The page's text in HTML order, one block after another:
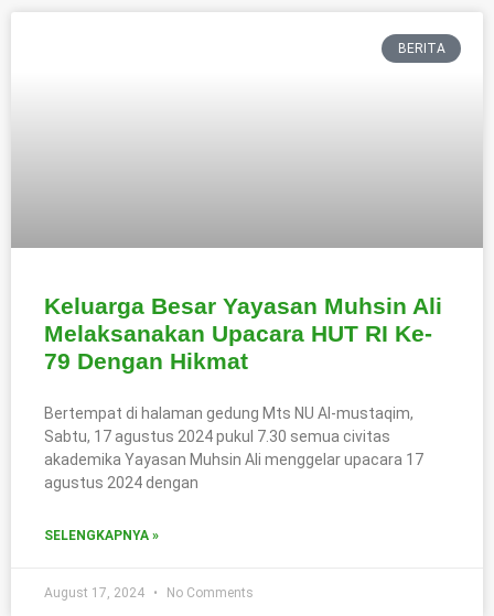
BERITA
Keluarga Besar Yayasan Muhsin Ali
Melaksanakan Upacara HUT RI Ke-
79 Dengan Hikmat
Bertempat di halaman gedung Mts NU Al-mustaqim,
Sabtu, 17 agustus 2024 pukul 7.30 semua civitas
akademika Yayasan Muhsin Ali menggelar upacara 17
agustus 2024 dengan
SELENGKAPNYA »
August 17, 2024 No Comments